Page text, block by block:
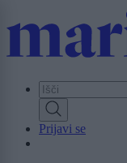
to
content
Prijavi se